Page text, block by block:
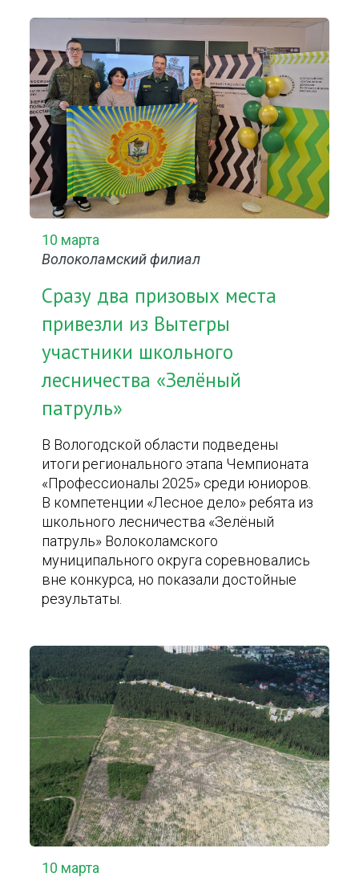
10 марта
Волоколамский филиал
Сразу два призовых места
привезли из Вытегры
участники школьного
лесничества «Зелёный
патруль»
В Вологодской области подведены
итоги регионального этапа Чемпионата
«Профессионалы 2025» среди юниоров.
В компетенции «Лесное дело» ребята из
школьного лесничества «Зелёный
патруль» Волоколамского
муниципального округа соревновались
вне конкурса, но показали достойные
результаты.
10 марта